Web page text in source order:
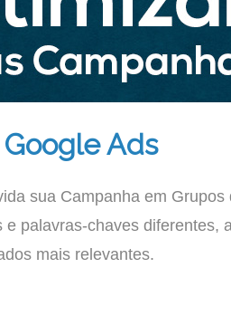
Ads
sua Campanha em Grupos
palavras-chaves diferentes,
mais relevantes.